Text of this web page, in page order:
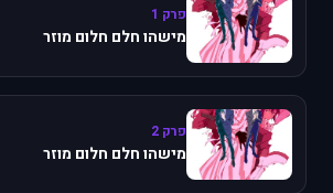
פרק 1
מישהו חלם חלום מוזר
פרק 2
מישהו חלם חלום מוזר